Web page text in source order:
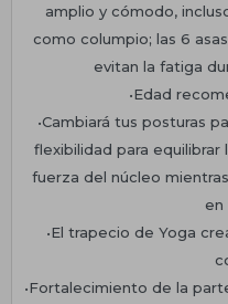
amplio y cómodo,
como columpio; las 6
evitan la fatiga
•Edad
•Cambiará tus posturas
flexibilidad para
fuerza del núcleo
en
•El trapecio de Yoga
•Fortalecimiento de la